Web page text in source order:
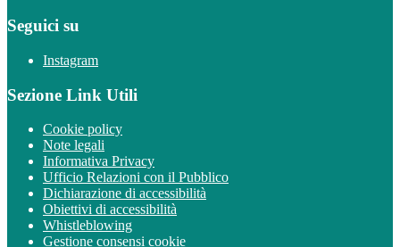
Seguici su
Instagram
Sezione Link Utili
Cookie policy
Note legali
Informativa Privacy
Ufficio Relazioni con il Pubblico
Dichiarazione di accessibilità
Obiettivi di accessibilità
Whistleblowing
Gestione consensi cookie